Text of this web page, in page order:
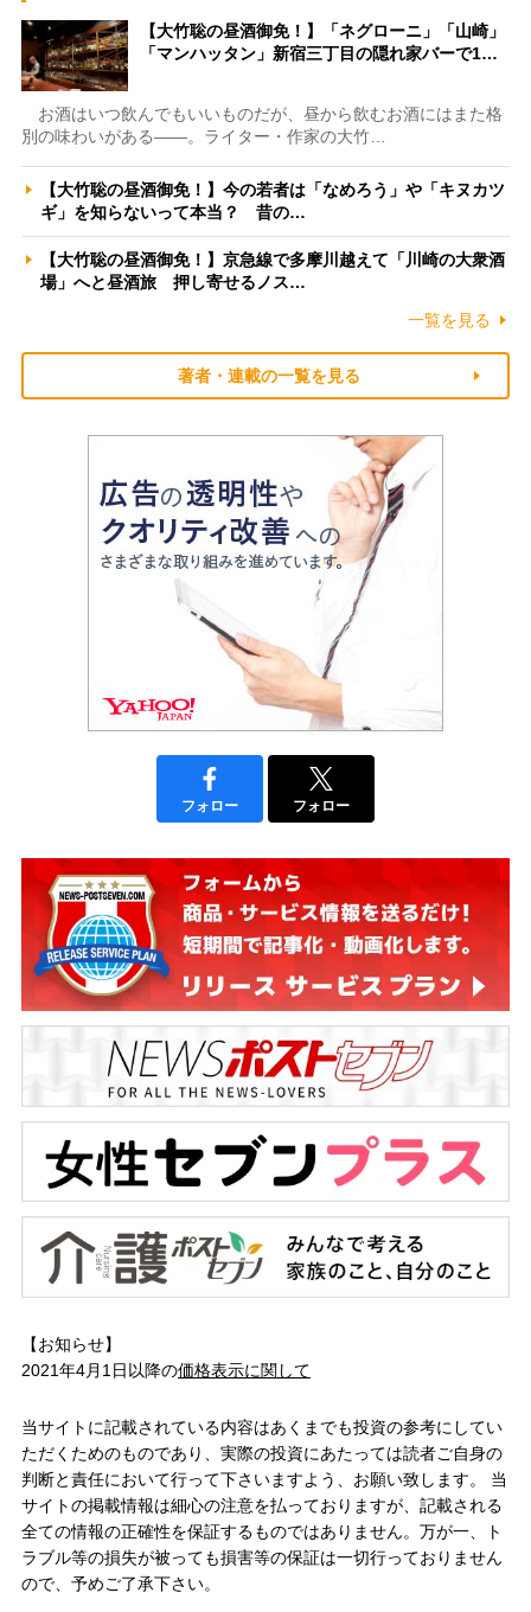
【大竹聡の昼酒御免！】「ネグローニ」「山崎」
「マンハッタン」新宿三丁目の隠れ家バーで1…
お酒はいつ飲んでもいいものだが、昼から飲むお酒にはまた格
別の味わいがある――。ライター・作家の大竹…
【大竹聡の昼酒御免！】今の若者は「なめろう」や「キヌカツ
ギ」を知らないって本当？ 昔の…
【大竹聡の昼酒御免！】京急線で多摩川越えて「川崎の大衆酒
場」へと昼酒旅 押し寄せるノス…
一覧を見る
著者・連載の一覧を見る
フォロー フォロー
【お知らせ】
2021年4月1日以降の価格表示に関して
当サイトに記載されている内容はあくまでも投資の参考にしてい
ただくためのものであり、実際の投資にあたっては読者ご自身の
判断と責任において行って下さいますよう、お願い致します。 当
サイトの掲載情報は細心の注意を払っておりますが、記載される
全ての情報の正確性を保証するものではありません。万が一、ト
ラブル等の損失が被っても損害等の保証は一切行っておりません
ので、予めご了承下さい。